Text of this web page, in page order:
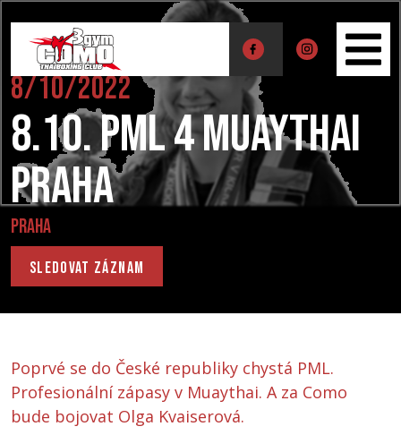
8/10/2022
8.10. PML 4 Muaythai
Praha
Praha
Sledovat záznam
Poprvé se do České republiky chystá PML.
Profesionální zápasy v Muaythai. A za Como
bude bojovat Olga Kvaiserová.